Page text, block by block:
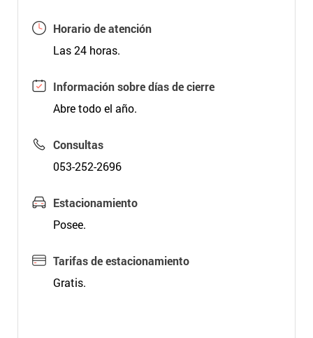
Horario de atención
Las 24 horas.
Información sobre días de cierre
Abre todo el año.
Consultas
053-252-2696
Estacionamiento
Posee.
Tarifas de estacionamiento
Gratis.